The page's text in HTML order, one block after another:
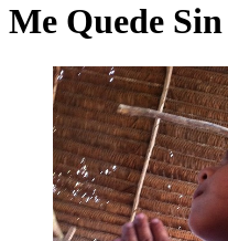
Me Quede